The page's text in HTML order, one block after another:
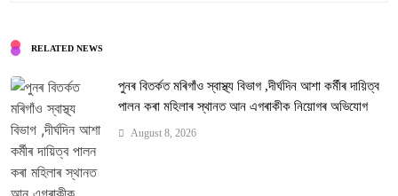
RELATED NEWS
পুনৰ বিতৰ্কত মৰিগাঁও স্বাস্থ্য বিভাগ ,দীৰ্ঘদিন আশা কৰ্মীৰ দায়িত্ব
পালন কৰা মহিলাৰ স্থানত আন এগৰাকীক নিয়োগৰ অভিযোগ
August 8, 2026